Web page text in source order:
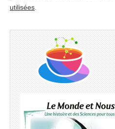
utilisées